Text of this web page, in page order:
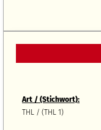
Art / (Stichwort):
THL / (THL 1)